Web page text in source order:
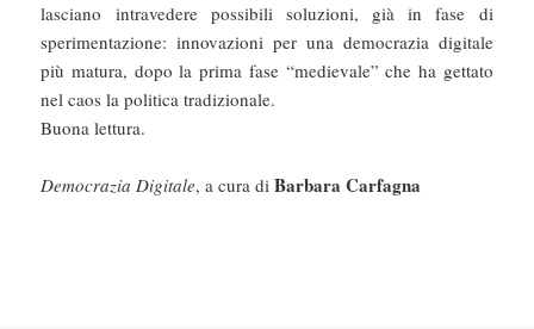
lasciano intravedere possibili soluzioni, già in fase di
sperimentazione: innovazioni per una democrazia digitale
più matura, dopo la prima fase “medievale” che ha gettato
nel caos la politica tradizionale.
Buona lettura.
Democrazia Digitale, a cura diBarbara Carfagna